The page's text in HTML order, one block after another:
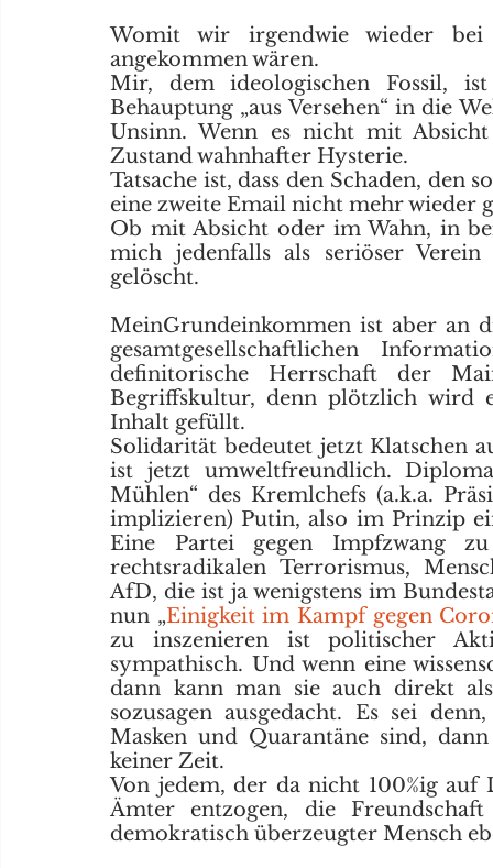
Womit wir irgendwie wieder
angekommen wären.
Mir, dem ideologischen Fossil,
Behauptung „aus Versehen“ in die
Unsinn. Wenn es nicht mit
Zustand wahnhafter Hysterie.
Tatsache ist, dass den Schaden, den
eine zweite Email nicht mehr wieder
Ob mit Absicht oder im Wahn, in
mich jedenfalls als seriöser
gelöscht.
MeinGrundeinkommen ist aber an
gesamtgesellschaftlichen
definitorische Herrschaft der
Begriffskultur, denn plötzlich wird
Inhalt gefüllt.
Solidarität bedeutet jetzt Klatschen
ist jetzt umweltfreundlich.
Mühlen“ des Kremlchefs (a.k.a.
implizieren) Putin, also im Prinzip
Eine Partei gegen Impfzwang
rechtsradikalen Terrorismus,
AfD, die ist ja wenigstens im
nun „Einigkeit im Kampf gegen
zu inszenieren ist politischer
sympathisch. Und wenn eine
dann kann man sie auch direkt
sozusagen ausgedacht. Es sei
Masken und Quarantäne sind,
keiner Zeit.
Von jedem, der da nicht 100%ig
Ämter entzogen, die
demokratisch überzeugter Mensch